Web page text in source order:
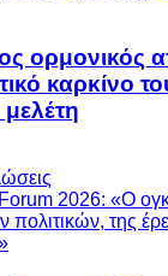
ορμονικός
καρκίνο
μελέτη